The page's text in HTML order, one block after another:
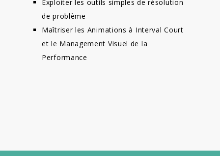
Exploiter les outils simples de résolution
de problème
Maîtriser les Animations à Interval Court
et le Management Visuel de la
Performance